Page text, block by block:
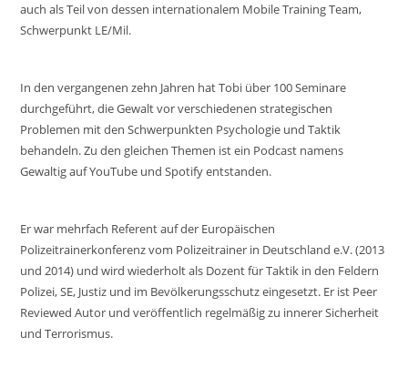
auch als Teil von dessen internationalem Mobile Training Team,
Schwerpunkt LE/Mil.
In den vergangenen zehn Jahren hat Tobi über 100 Seminare
durchgeführt, die Gewalt vor verschiedenen strategischen
Problemen mit den Schwerpunkten Psychologie und Taktik
behandeln. Zu den gleichen Themen ist ein Podcast namens
Gewaltig auf YouTube und Spotify entstanden.
Er war mehrfach Referent auf der Europäischen
Polizeitrainerkonferenz vom Polizeitrainer in Deutschland e.V. (2013
und 2014) und wird wiederholt als Dozent für Taktik in den Feldern
Polizei, SE, Justiz und im Bevölkerungsschutz eingesetzt. Er ist Peer
Reviewed Autor und veröffentlich regelmäßig zu innerer Sicherheit
und Terrorismus.